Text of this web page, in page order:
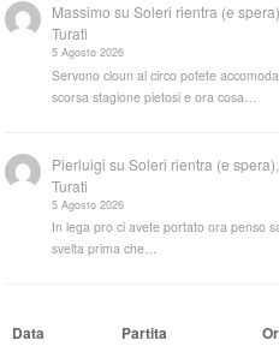
Massimo suSoleri rientra (e
Turati
5 Agosto 2026
Servono cloun al circo potete
scorsa stagione pietosi e ora cosa…
Pierluigi suSoleri rientra (e
Turati
5 Agosto 2026
In lega pro ci avete portato ora penso
svelta prima che…
Data Partita